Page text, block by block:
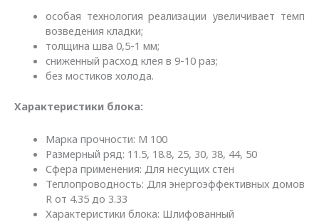
особая технология реализации увеличивает темп
возведения кладки;
толщина шва 0,5-1 мм;
сниженный расход клея в 9-10 раз;
без мостиков холода.
Характеристики блока:
Марка прочности: М 100
Размерный ряд: 11.5, 18.8, 25, 30, 38, 44, 50
Сфера применения: Для несущих стен
Теплопроводность: Для энергоэффективных домов
R от 4.35 до 3.33
Характеристики блока: Шлифованный